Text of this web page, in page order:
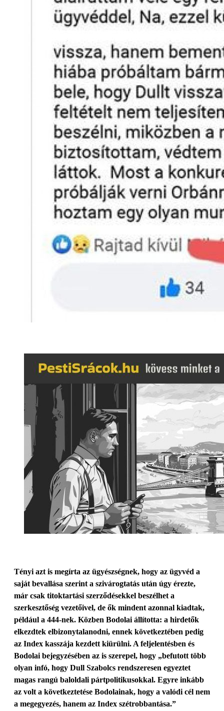
Tényi azt is megírta az ügyészségnek, hogy az ügyvéd a
saját bevallása szerint a szivárogtatás után úgy érezte,
már csak titoktartási szerződésekkel beszélhet a
szerkesztőség vezetőivel, de ők mindent azonnal kiadtak,
például a 444-nek. Közben Bodolai állította: a hirdetők
elkezdtek elbizonytalanodni, ennek következtében pedig
az Index kasszája kezdett kiürülni. A feljelentésben és
Bodolai bejegyzésében az is szerepel, hogy „befutott több
olyan infó, hogy Dull Szabolcs rendszeresen egyeztet
magas rangú baloldali pártpolitikusokkal. Egyre inkább
az volt a következtetése Bodolainak, hogy a valódi cél nem
a megegyezés, hanem az Index szétrobbantása.”